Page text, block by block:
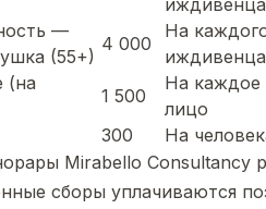
иждивенца
—
(55+)
4 000
На
иждивенца
(на
1 500
На каждое
лицо
300
На
Mirabello Consultancy
сборы уплачиваются